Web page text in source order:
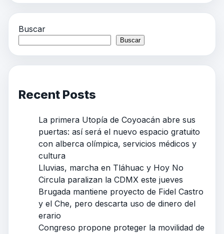
Buscar
Buscar
Recent Posts
La primera Utopía de Coyoacán abre sus
puertas: así será el nuevo espacio gratuito
con alberca olímpica, servicios médicos y
cultura
Lluvias, marcha en Tláhuac y Hoy No
Circula paralizan la CDMX este jueves
Brugada mantiene proyecto de Fidel Castro
y el Che, pero descarta uso de dinero del
erario
Congreso propone proteger la movilidad de